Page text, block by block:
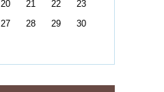
20 21 22
23
27 28 29
30